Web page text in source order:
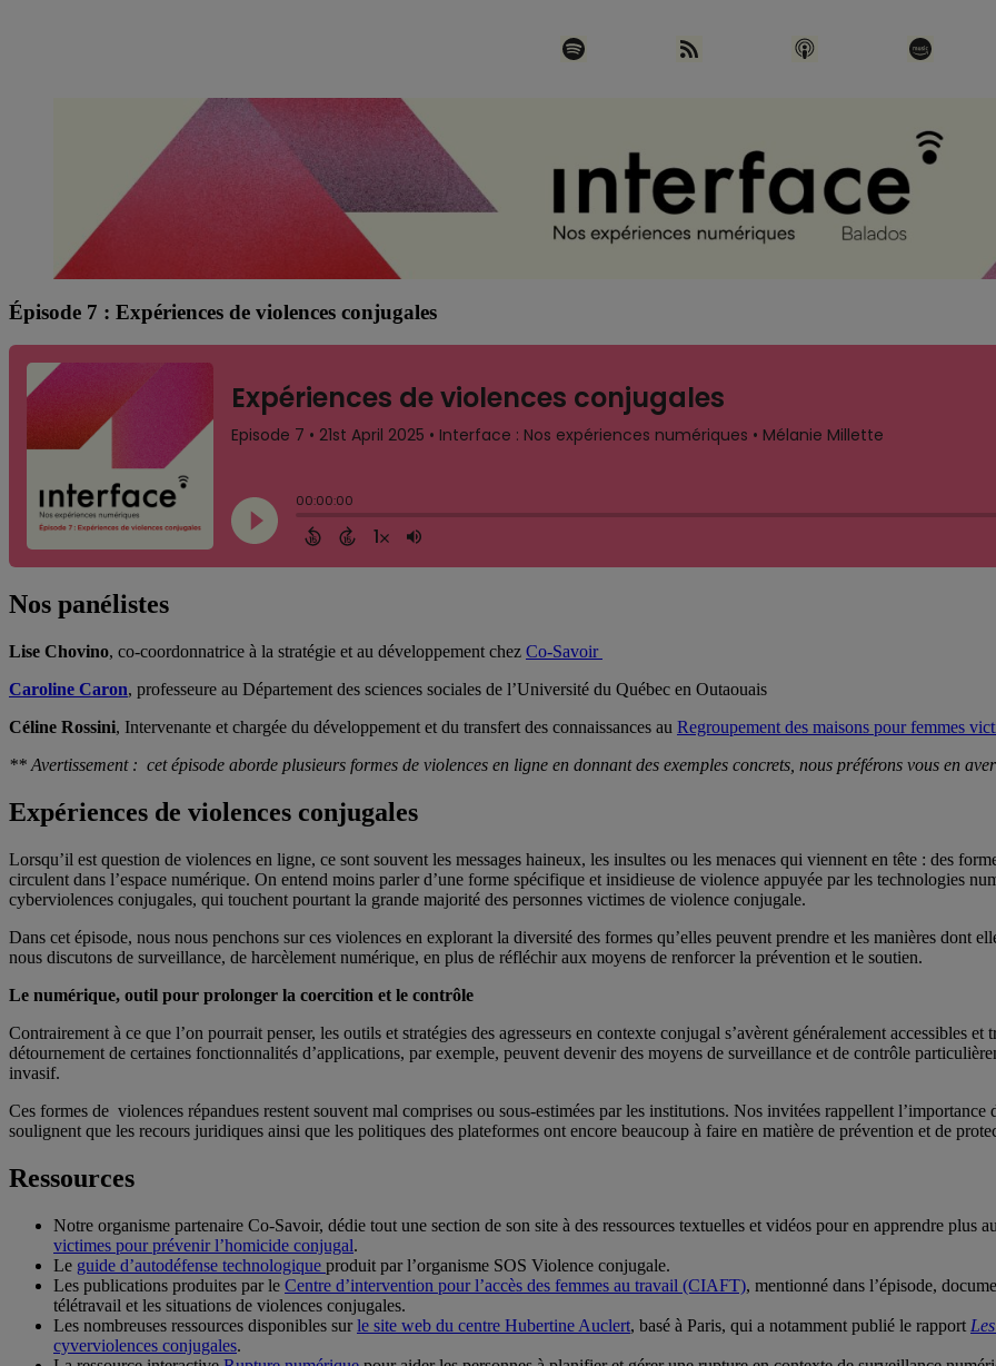
Épisode 7 : Expériences de violences conjugales
Nos panélistes
Lise Chovino, co-coordonnatrice à la stratégie et au développement chez Co-Savoir
Caroline Caron, professeure au Département des sciences sociales de l’Université du Québec en Outaouais
Céline Rossini, Intervenante et chargée du développement et du transfert des connaissances au Regroupement des maisons pour femmes
** Avertissement : cet épisode aborde plusieurs formes de violences en ligne en donnant des exemples concrets, nous préférons vous en
Expériences de violences conjugales
Lorsqu’il est question de violences en ligne, ce sont souvent les messages haineux, les insultes ou les menaces qui viennent en tête : des
circulent dans l’espace numérique. On entend moins parler d’une forme spécifique et insidieuse de violence appuyée par les technologies
cyberviolences conjugales, qui touchent pourtant la grande majorité des personnes victimes de violence conjugale.
Dans cet épisode, nous nous penchons sur ces violences en explorant la diversité des formes qu’elles peuvent prendre et les manières dont
nous discutons de surveillance, de harcèlement numérique, en plus de réfléchir aux moyens de renforcer la prévention et le soutien.
Le numérique, outil pour prolonger la coercition et le contrôle
Contrairement à ce que l’on pourrait penser, les outils et stratégies des agresseurs en contexte conjugal s’avèrent généralement accessibles
détournement de certaines fonctionnalités d’applications, par exemple, peuvent devenir des moyens de surveillance et de contrôle
invasif.
Ces formes de violences répandues restent souvent mal comprises ou sous-estimées par les institutions. Nos invitées rappellent
soulignent que les recours juridiques ainsi que les politiques des plateformes ont encore beaucoup à faire en matière de prévention et de
Ressources
Notre organisme partenaire Co-Savoir, dédie tout une section de son site à des ressources textuelles et vidéos pour en apprendre plus
victimes pour prévenir l’homicide conjugal.
Le guide d’autodéfense technologique produit par l’organisme SOS Violence conjugale.
Les publications produites par le Centre d’intervention pour l’accès des femmes au travail (CIAFT), mentionné dans l’épisode,
télétravail et les situations de violences conjugales.
Les nombreuses ressources disponibles surle site web du centre Hubertine Auclert, basé à Paris, qui a notamment publié le rapport
cyverviolences conjugales.